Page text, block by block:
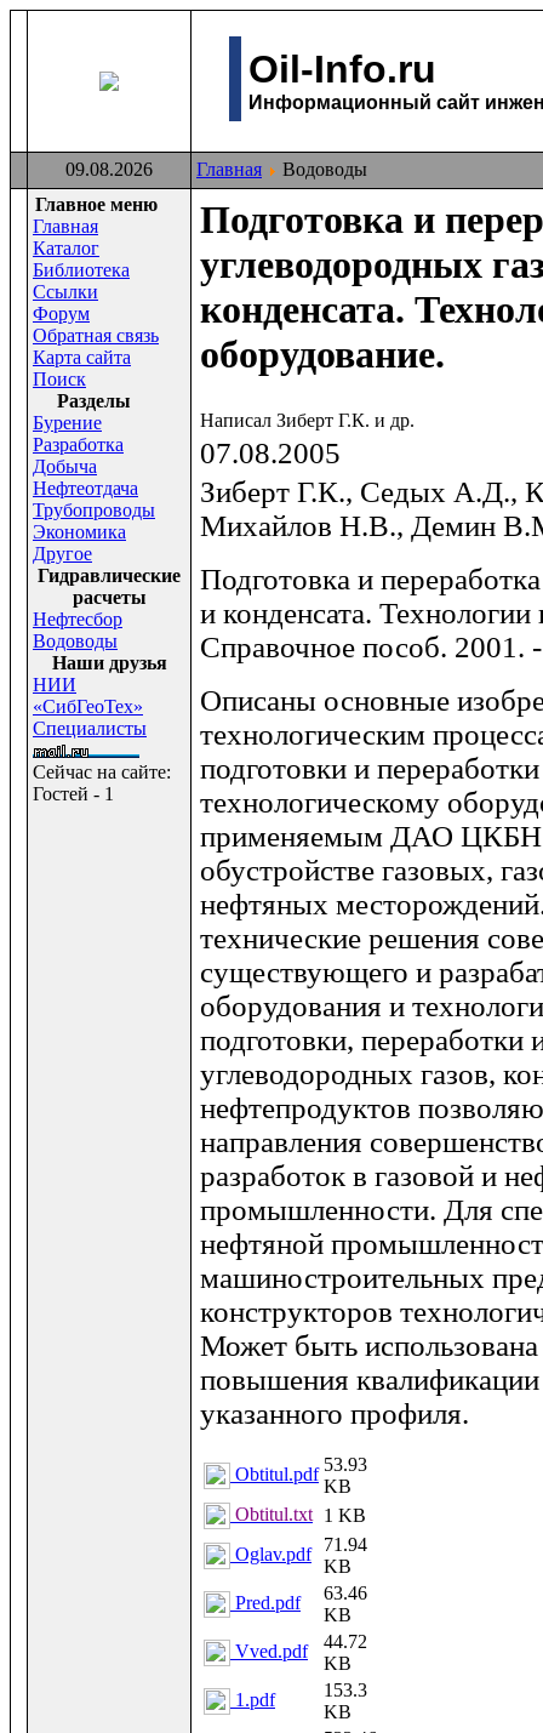
Oil-Info.ru
Информационный сайт
09.08.2026 Главная
Водоводы
Главное меню
Главная
Каталог
Библиотека
Ссылки
Форум
Обратная связь
Карта сайта
Поиск
Раздeлы
Бурение
Разработка
Добыча
Нефтеотдача
Трубопроводы
Экономика
Другое
Гидравлические
расчеты
Нефтесбор
Водоводы
Наши друзья
НИИ
«СибГеоТех»
Специалисты
Сейчас на сайте:
Гостей - 1
Подготовка и
углеводородных
конденсата.
оборудование.
Написал Зиберт Г.К. и др.
07.08.2005
Зиберт Г.К., Седых А.Д.,
Михайлов Н.В., Демин
Подготовка и
и конденсата.
Справочное пособ. 2001.
Описаны основные
технологическим
подготовки и
технологическому
применяемым ДАО
обустройстве газовых,
нефтяных
технические решения
существующего и
оборудования и
подготовки, переработки
углеводородных газов,
нефтепродуктов
направления
разработок в газовой и
промышленности. Для
нефтяной
машиностроительных
конструкторов
Может быть
повышения квалификации
указанного профиля.
Obtitul.pdf 53.93
KB
Obtitul.txt 1 KB
Oglav.pdf
71.94
KB
Pred.pdf
63.46
KB
Vved.pdf
44.72
KB
1.pdf
153.3
KB